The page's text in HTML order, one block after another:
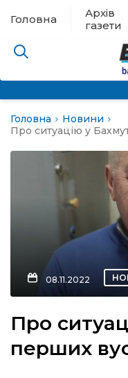
Головна
Архів
газети
евакуації
Головна
Новини
Про ситуацію у
08.11.2022
Про
перших